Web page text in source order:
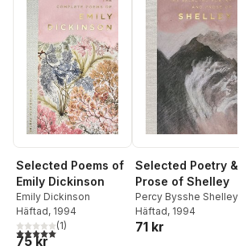
Selected Poems of
Emily Dickinson
Emily Dickinson
Häftad, 1994
5,0utav 5 stjärnor. Totalt antal röster:
(1)
75 kr
Selected Poetry &
Prose of Shelley
Percy Bysshe Shelley
Häftad, 1994
71 kr